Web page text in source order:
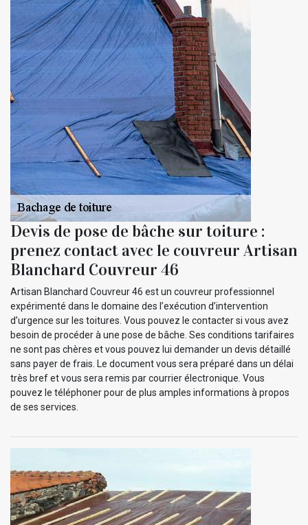
Devis de pose de bâche sur toiture :
prenez contact avec le couvreur Artisan
Blanchard Couvreur 46
Artisan Blanchard Couvreur 46 est un couvreur professionnel
expérimenté dans le domaine des l’exécution d’intervention
d’urgence sur les toitures. Vous pouvez le contacter si vous avez
besoin de procéder à une pose de bâche. Ses conditions tarifaires
ne sont pas chères et vous pouvez lui demander un devis détaillé
sans payer de frais. Le document vous sera préparé dans un délai
très bref et vous sera remis par courrier électronique. Vous
pouvez le téléphoner pour de plus amples informations à propos
de ses services.